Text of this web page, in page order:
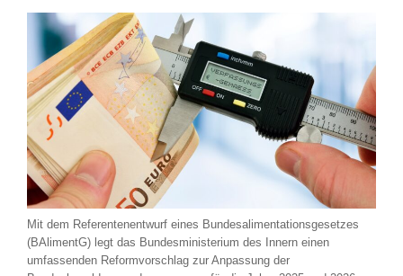
Mit dem Referentenentwurf eines Bundesalimentationsgesetzes
(BAlimentG) legt das Bundesministerium des Innern einen
umfassenden Reformvorschlag zur Anpassung der